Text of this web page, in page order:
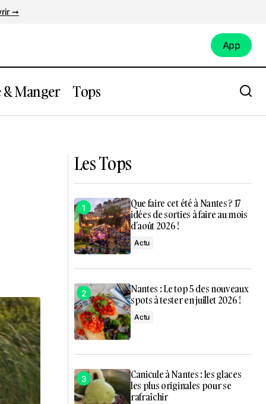
➞
App
Manger Tops
Les Tops
Que faire cet été à Nantes ? 17
idées de sorties à faire au mois
d’août 2026 !
Actu
Nantes : Le top 5 des nouveaux
spots à tester en juillet 2026 !
Actu
Canicule à Nantes : les glaces
les plus originales pour se
rafraîchir